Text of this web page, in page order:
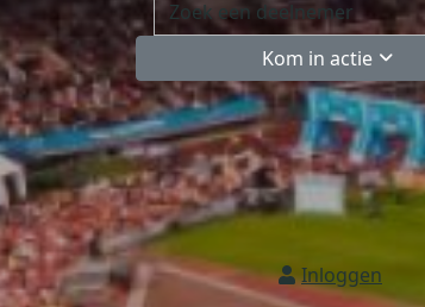
Kom in actie
Inloggen